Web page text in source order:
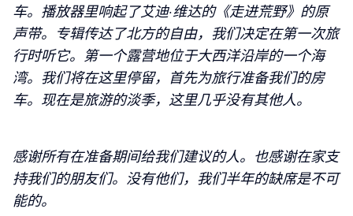
车。播放器里响起了艾迪·维达的《走进荒野》的原
声带。专辑传达了北方的自由，我们决定在第一次旅
行时听它。第一个露营地位于大西洋沿岸的一个海
湾。我们将在这里停留，首先为旅行准备我们的房
车。 现在是旅游的淡季，这里几乎没有其他人。
感谢所有在准备期间给我们建议的人。也感谢在家支
持我们的朋友们。没有他们，我们半年的缺席是不可
能的。